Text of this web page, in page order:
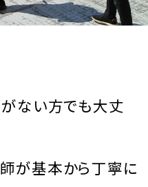
ない方でも大丈
が基本から丁寧に